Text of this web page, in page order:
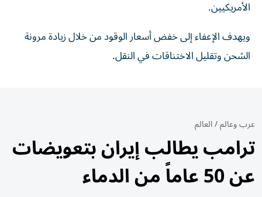
الأمريكيين.
ويهدف الإعفاء إلى ‌خفض أسعار ‌الوقود ⁠من خلال ‌زيادة مرونة
الشحن وتقليل الاختناقات ⁠في ​النقل.
عرب وعالم/العالم
ترامب يطالب إيران بتعويضات
عن 50 عاماً من الدماء